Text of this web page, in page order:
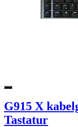
G915 X
Tastatur